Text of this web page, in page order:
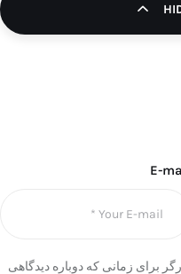
E-
برای زمانی که دوباره دیدگاهی